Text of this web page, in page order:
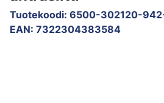
Tuotekoodi: 6500-302120-
EAN: 7322304383584